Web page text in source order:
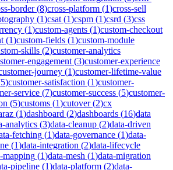
border(8)cross-platform (1)cross-sell
(1)csat (1)cspm (1)csrd (3)css
(1)custom-agents (1)custom-checkout
(1)custom-fields (1)custom-module
skills (2)customer-analytics
engagement (3)customer-experience
journey (1)customer-lifetime-value
5)customer-satisfaction (1)customer-
service (7)customer-success (5)customer-
(5)customs (1)cutover(2)cx
(1)dashboard (2)dashboards (16)data
analytics (3)data-cleanup (2)data-driven
fetching (1)data-governance (1)data-
(1)data-integration (2)data-lifecycle
mapping (1)data-mesh (1)data-migration
pipeline (1)data-platform (2)data-